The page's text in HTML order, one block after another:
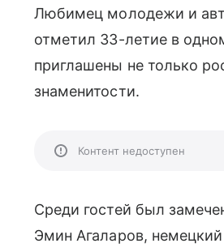
Любимец молодежи и
отметил 33-летие в
приглашены не только
знаменитости.
Контент недоступен
Среди гостей был
Эмин Агаларов,